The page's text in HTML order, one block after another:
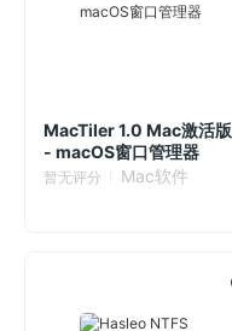
MacTiler 1.0 Mac激活版
- macOS窗口管理器
暂无评分 Mac软件